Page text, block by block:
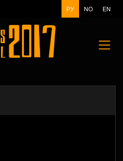
EN
NO
РУ